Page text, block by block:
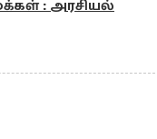
மக்கள் : அரசியல்